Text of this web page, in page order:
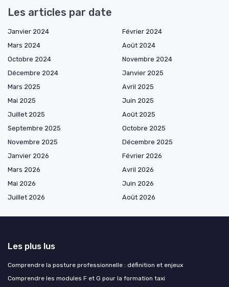
Les articles par date
Janvier 2024
Février 2024
Mars 2024
Août 2024
Octobre 2024
Novembre 2024
Décembre 2024
Janvier 2025
Mars 2025
Avril 2025
Mai 2025
Juin 2025
Juillet 2025
Août 2025
Septembre 2025
Octobre 2025
Novembre 2025
Décembre 2025
Janvier 2026
Février 2026
Mars 2026
Avril 2026
Mai 2026
Juin 2026
Juillet 2026
Août 2026
Les plus lus
Comprendre la posture professionnelle : définition et enjeux
Comprendre les modules F et G pour la formation taxi